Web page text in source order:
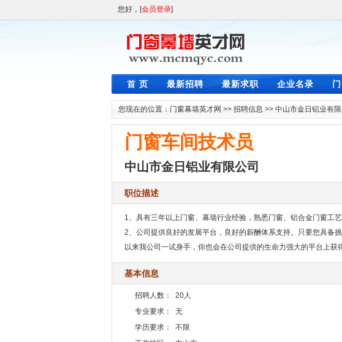
您好，[会员登录]
首 页 最新招聘 最新求职 企业名录
您现在的位置： 门窗幕墙英才网 >> 招聘信息 >> 中山市金日铝业有限
门窗车间技术员
中山市金日铝业有限公司
职位描述
1、具有三年以上门窗、幕墙行业经验，熟悉门窗、铝合金门窗工
2、公司提供良好的发展平台，良好的薪酬体系支持。只要您具备
以来我公司一试身手，你也会在公司提供的生命力强大的平台上获
基本信息
招聘人数： 20人
专业要求：
无
学历要求：
不限